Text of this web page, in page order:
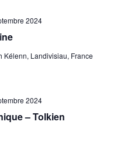
2024
Kélenn, Landivisiau, France
– Tolkien
2024